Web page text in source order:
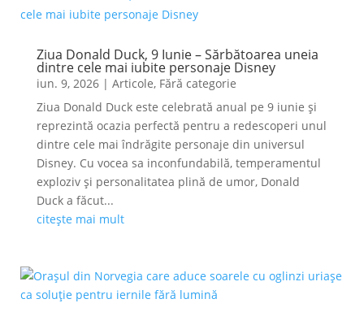
Ziua Donald Duck, 9 Iunie – Sărbătoarea uneia
dintre cele mai iubite personaje Disney
iun. 9, 2026| Articole, Fără categorie
Ziua Donald Duck este celebrată anual pe 9 iunie și
reprezintă ocazia perfectă pentru a redescoperi unul
dintre cele mai îndrăgite personaje din universul
Disney. Cu vocea sa inconfundabilă, temperamentul
exploziv și personalitatea plină de umor, Donald
Duck a făcut...
citește mai mult